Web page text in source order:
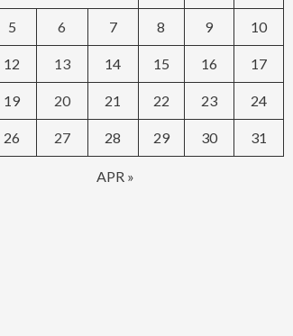
APR »
5 6 7 8 9 10
12 13 14 15 16 17
19 20 21 22 23 24
26 27 28 29 30 31